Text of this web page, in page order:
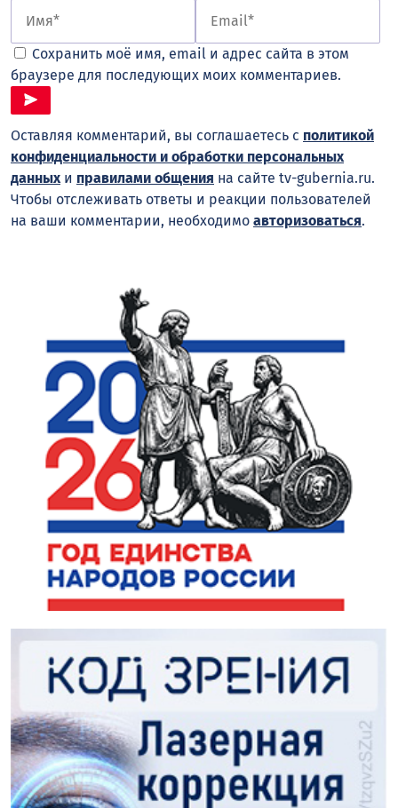
Сохранить моё имя, email и адрес сайта в этом
браузере для последующих моих комментариев.
Оставляя комментарий, вы соглашаетесь с политикой
конфиденциальности и обработки персональных
данныхи правилами общения на сайте tv-gubernia.ru.
Чтобы отслеживать ответы и реакции пользователей
на ваши комментарии, необходимо авторизоваться.